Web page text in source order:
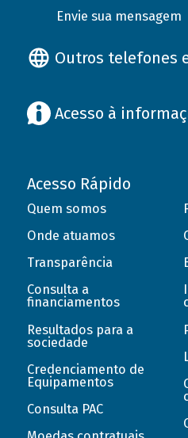
Envie sua mensagem
Outros telefones
Acesso à
Acesso Rápido
Quem somos
Onde atuamos
Transparência
Consulta a
financiamentos
Resultados para a
sociedade
Credenciamento de
Equipamentos
Consulta PAC